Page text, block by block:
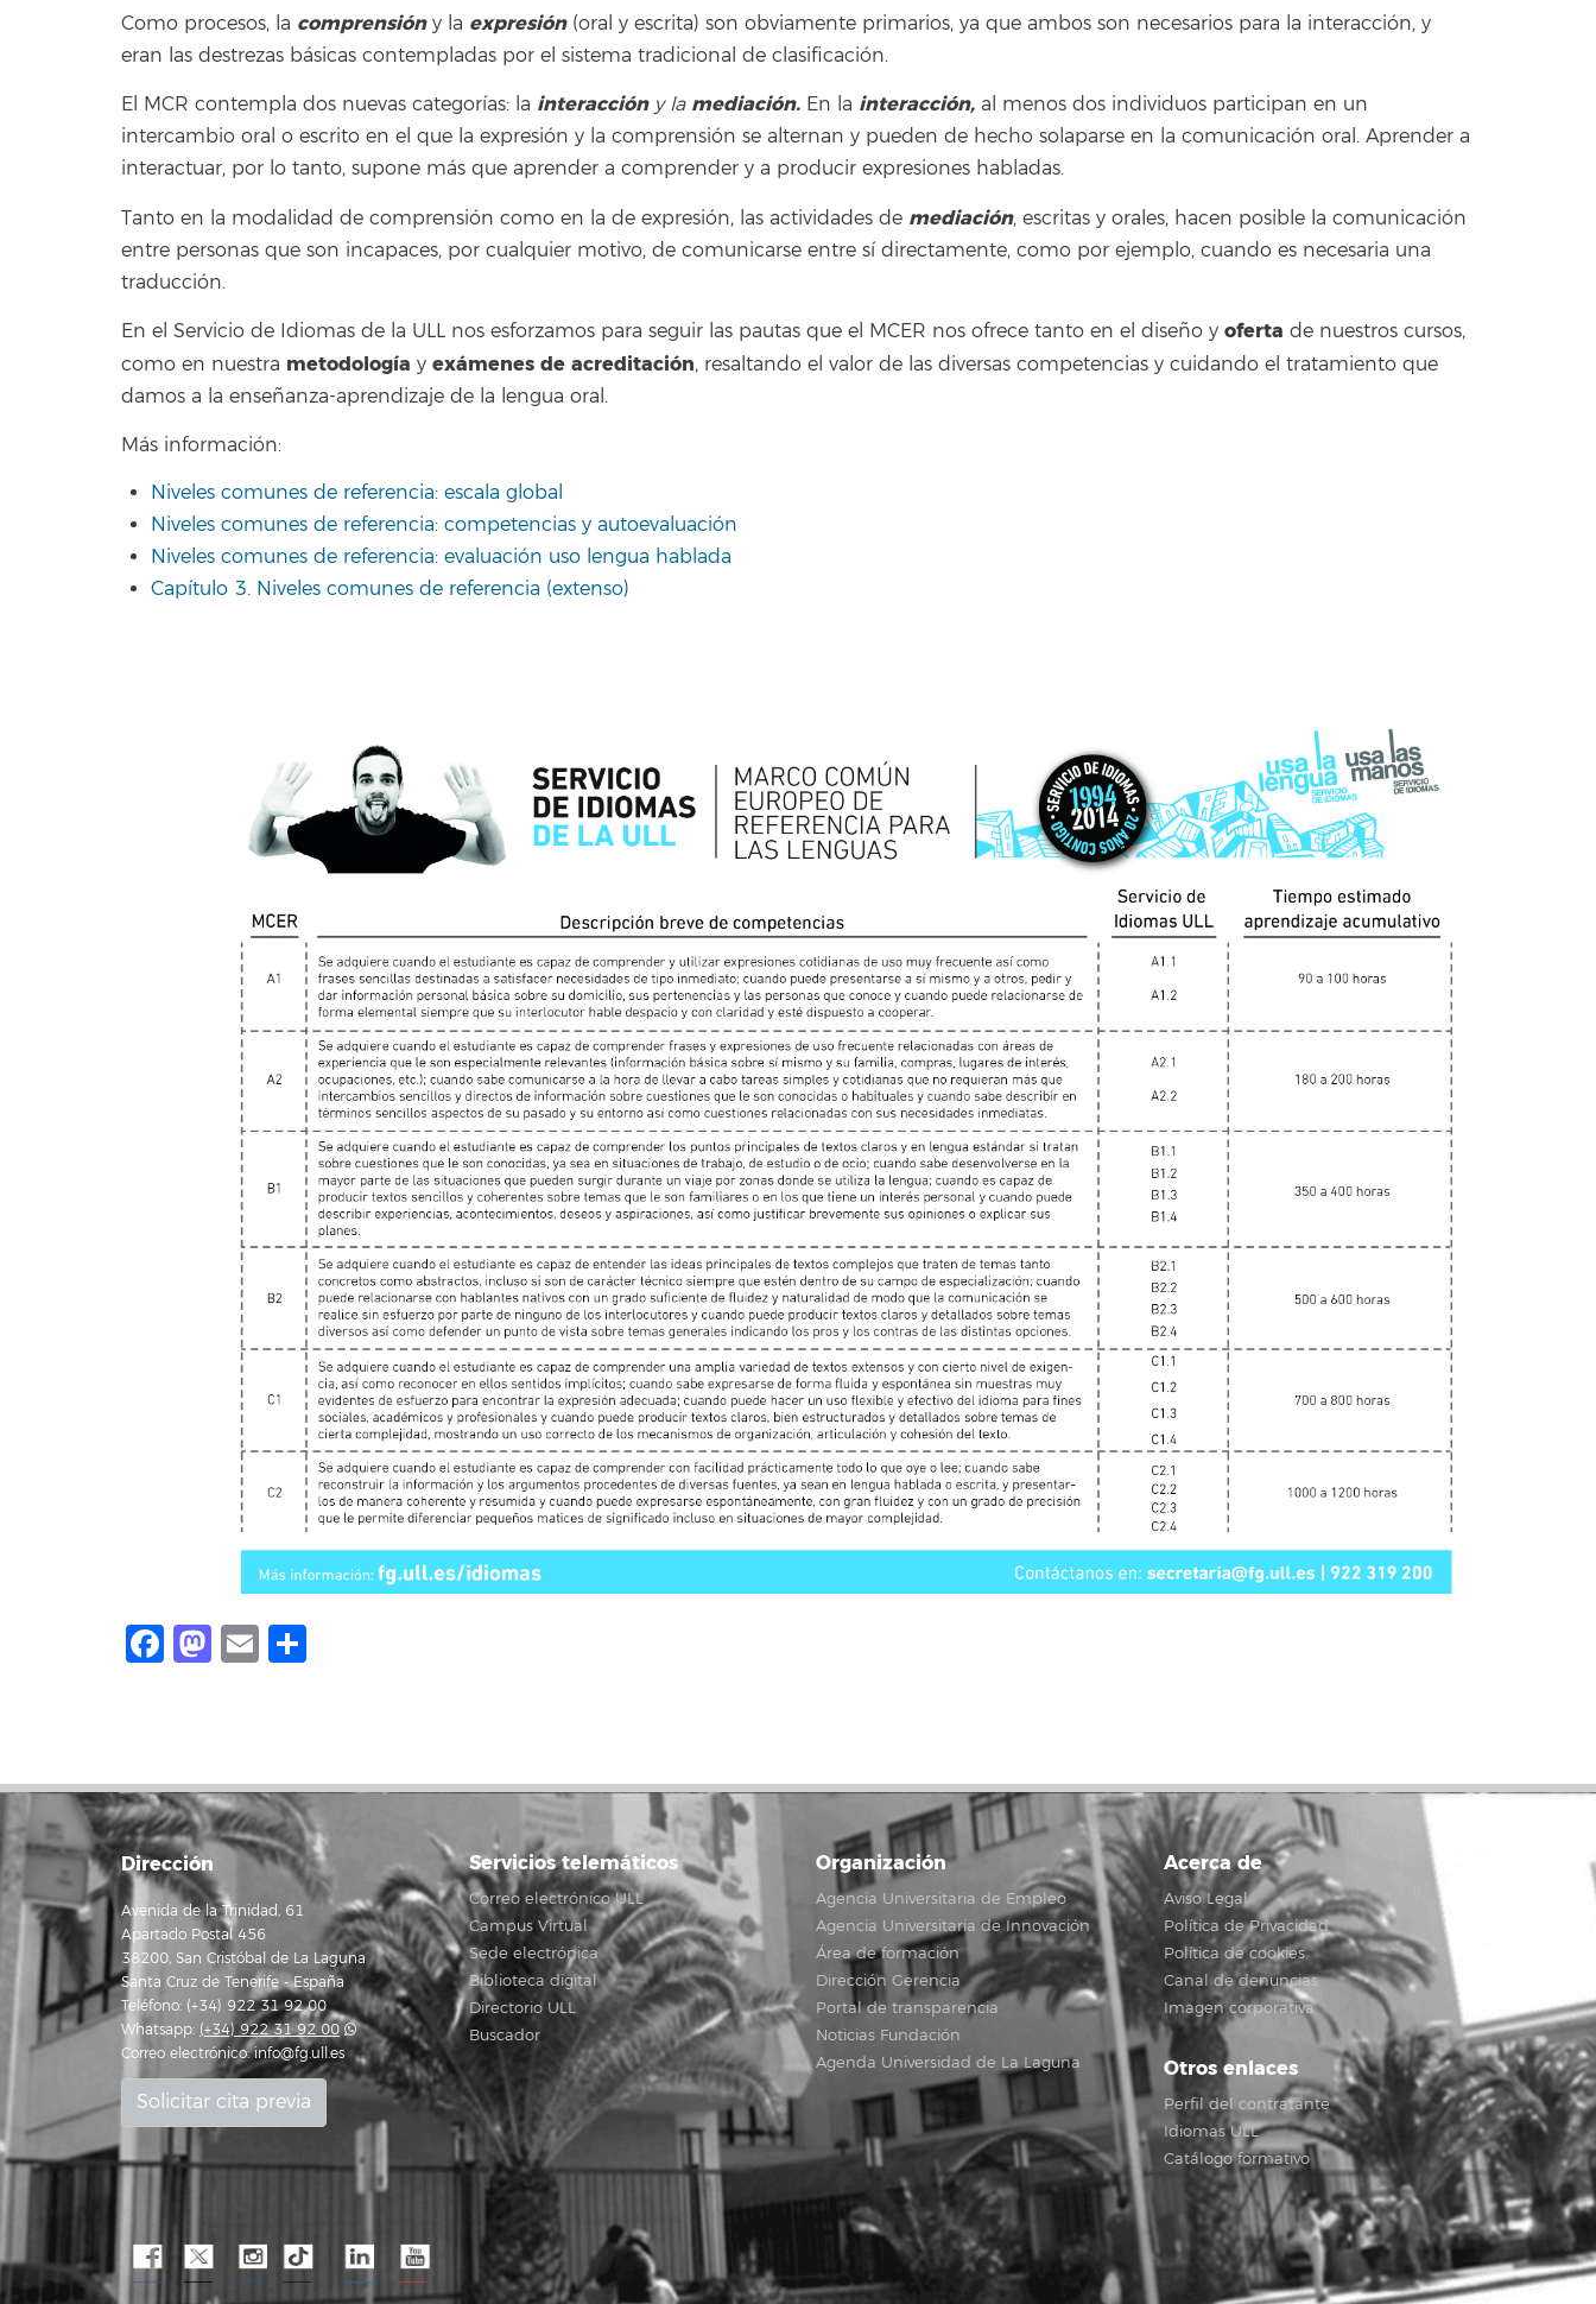
Como procesos, la comprensión y la expresión (oral y escrita) son obviamente primarios, ya que ambos son necesarios para la interacción, y
eran las destrezas básicas contempladas por el sistema tradicional de clasificación.
El MCR contempla dos nuevas categorías: la interacción y lamediación. En la interacción, al menos dos individuos participan en un
intercambio oral o escrito en el que la expresión y la comprensión se alternan y pueden de hecho solaparse en la comunicación oral. Aprender a
interactuar, por lo tanto, supone más que aprender a comprender y a producir expresiones habladas.
Tanto en la modalidad de comprensión como en la de expresión, las actividades de mediación, escritas y orales, hacen posible la comunicación
entre personas que son incapaces, por cualquier motivo, de comunicarse entre sí directamente, como por ejemplo, cuando es necesaria una
traducción.
En el Servicio de Idiomas de la ULL nos esforzamos para seguir las pautas que el MCER nos ofrece tanto en el diseño y oferta de nuestros cursos,
como en nuestra metodología y exámenes de acreditación, resaltando el valor de las diversas competencias y cuidando el tratamiento que
damos a la enseñanza-aprendizaje de la lengua oral.
Más información:
Niveles comunes de referencia: escala global
Niveles comunes de referencia: competencias y autoevaluación
Niveles comunes de referencia: evaluación uso lengua hablada
Capítulo 3. Niveles comunes de referencia (extenso)
Facebook
Mastodon
Email
Dirección
Avenida de la Trinidad, 61
Apartado Postal 456
38200, San Cristóbal de La Laguna
Santa Cruz de Tenerife - España
Teléfono: (+34) 922 31 92 00
Whatsapp: (+34) 922 31 92 00
Correo electrónico:info@fg.ull.es
Solicitar cita previa
Servicios telemáticos
Correo electrónico ULL
Campus Virtual
Sede electrónica
Biblioteca digital
Directorio ULL
Buscador
Organización
Agencia Universitaria de Empleo
Agencia Universitaria de Innovación
Área de formación
Dirección Gerencia
Portal de transparencia
Noticias Fundación
Agenda Universidad de La Laguna
Acerca de
Aviso Legal
Política de Privacidad
Política de cookies
Canal de denuncias
Imagen corporativa
Otros enlaces
Perfil del contratante
Idiomas ULL
Catálogo formativo